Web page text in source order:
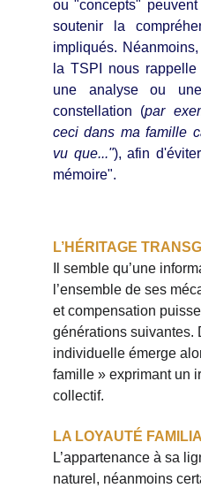
LA LOYAUTÉ
L’appartenance à sa
naturel, néanmoins
L’HÉRITAGE
Il semble qu’une
l’ensemble de ses
et compensation
générations suivantes.
individuelle émerge
famille » exprimant un
collectif.
ou "concepts"
soutenir la
impliqués.
la TSPI nous
une analyse ou
constellation (par
ceci dans ma famille
vu que..."), afin
mémoire".